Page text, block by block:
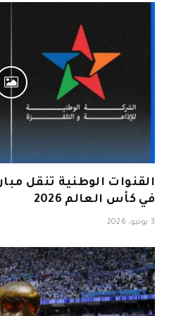
القنوات الوطنية تنقل
في كأس العالم 2026
3 يونيو، 2026